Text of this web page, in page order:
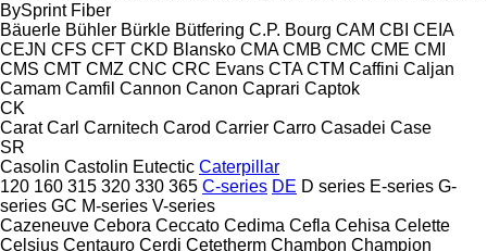
BySprint Fiber
Bäuerle Bühler Bürkle Bütfering C.P. Bourg CAM CBI CEIA
CEJN CFS CFT CKD Blansko CMA CMB CMC CME CMI
CMS CMT CMZ CNC CRC Evans CTA CTM Caffini Caljan
Camam Camfil Cannon Canon Caprari Captok
CK
Carat Carl Carnitech Carod Carrier Carro Casadei Case
SR
Casolin Castolin Eutectic Caterpillar
120 160 315 320 330 365 C-series DE D series E-series G-
series GC M-series V-series
Cazeneuve Cebora Ceccato Cedima Cefla Cehisa Celette
Celsius Centauro Cerdi Cetetherm Chambon Champion